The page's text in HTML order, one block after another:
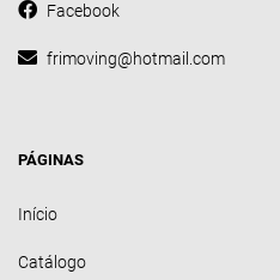
Facebook
frimoving@hotmail.com
PÁGINAS
Início
Catálogo